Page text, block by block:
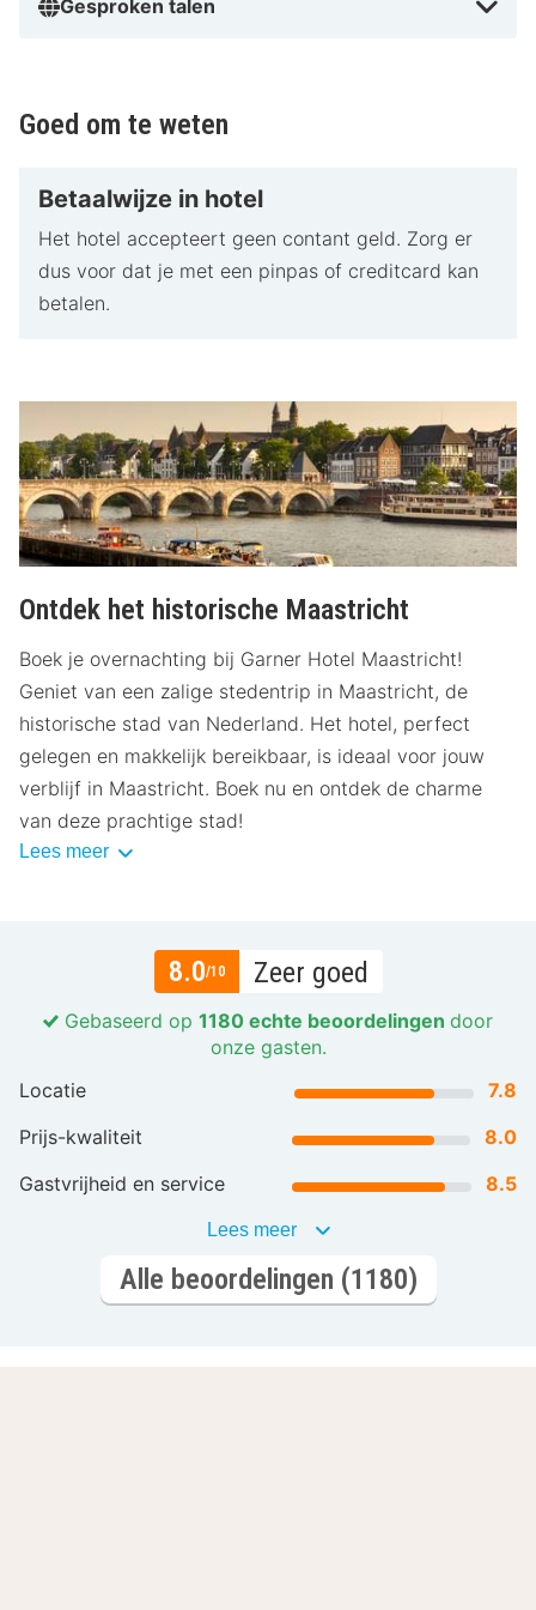
Gesproken talen
Goed om te weten
Betaalwijze in hotel
Het hotel accepteert geen contant geld. Zorg er
dus voor dat je met een pinpas of creditcard kan
betalen.
Ontdek het historische Maastricht
Boek je overnachting bij Garner Hotel Maastricht!
Geniet van een zalige stedentrip in Maastricht, de
historische stad van Nederland. Het hotel, perfect
gelegen en makkelijk bereikbaar, is ideaal voor jouw
verblijf in Maastricht. Boek nu en ontdek de charme
van deze prachtige stad!
Lees meer
8.0/10 Zeer goed
Gebaseerd op 1180 echte beoordelingen door
onze gasten.
Locatie
7.8
Prijs-kwaliteit
8.0
Gastvrijheid en service
8.5
Lees meer
Alle beoordelingen (1180)